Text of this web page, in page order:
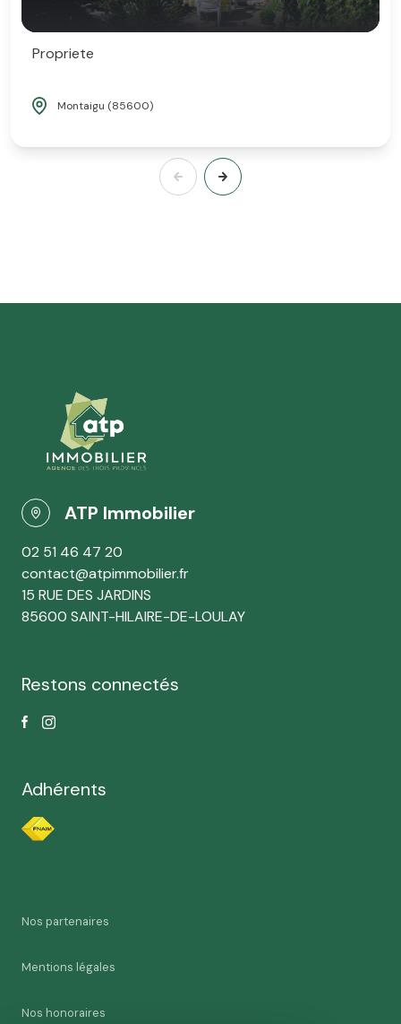
Propriete
Montaigu (85600)
ATP Immobilier
02 51 46 47 20
contact@atpimmobilier.fr
15 RUE DES JARDINS
85600 SAINT-HILAIRE-DE-LOULAY
Restons connectés
Adhérents
Nos partenaires
Mentions légales
Nos honoraires